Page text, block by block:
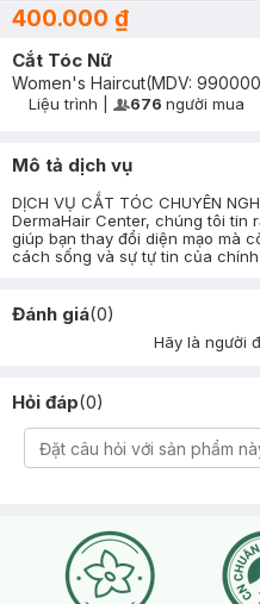
400.000 ₫
Cắt Tóc Nữ
Women's Haircut(MDV:
Timer Gray Icon
Liệu trình User Product Icon
676 người mua
Mô tả dịch vụ
DỊCH VỤ CẮT TÓC CHUYÊN
DermaHair Center, chúng tôi tin
giúp bạn thay đổi diện mạo mà
cách sống và sự tự tin của
Đánh giá(0)
Hãy là người
Hỏi đáp(0)